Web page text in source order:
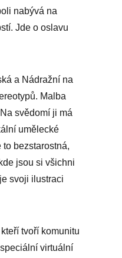
nabývá na
Jde o oslavu
a Nádražní na
Malba
svědomí ji má
umělecké
bezstarostná,
jsou si všichni
svoji ilustraci
tvoří komunitu
virtuální